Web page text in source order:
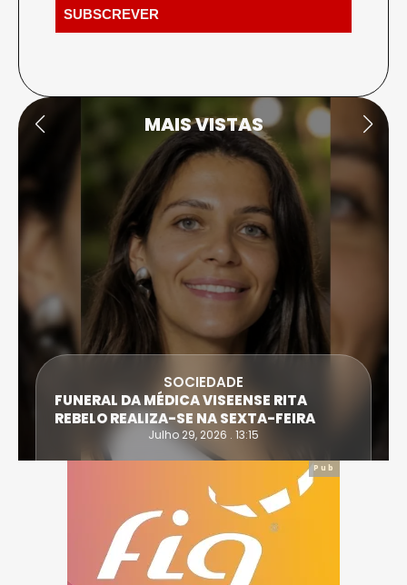
MAIS VISTAS
SOCIEDADE
FUNERAL DA MÉDICA VISEENSE RITA
REBELO REALIZA-SE NA SEXTA-FEIRA
Julho 29, 2026 . 13:15
Pub